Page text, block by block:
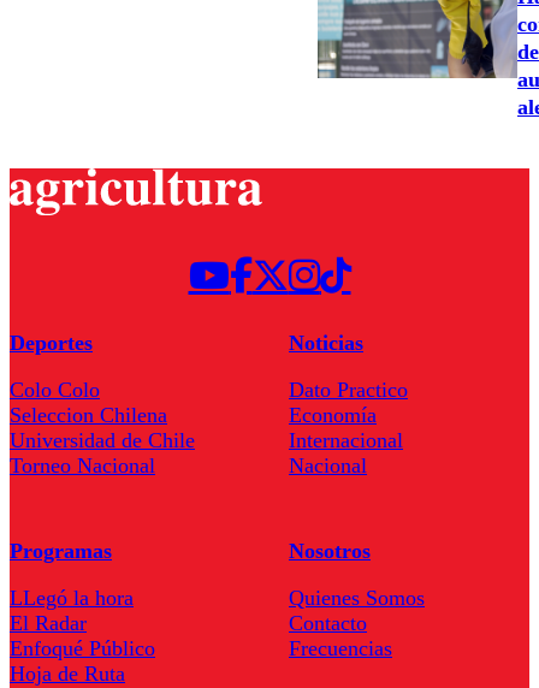
Deportes
Colo Colo
Seleccion Chilena
Universidad de Chile
Torneo Nacional
Noticias
Dato Practico
Economía
Internacional
Nacional
Programas
LLegó la hora
El Radar
Enfoqué Público
Hoja de Ruta
Nosotros
Quienes Somos
Contacto
Frecuencias